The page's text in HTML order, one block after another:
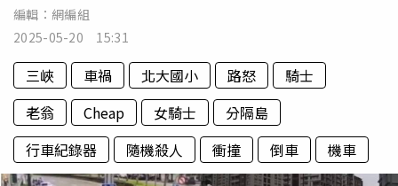
編輯： 網編組
2025-05-20 15:31
三峽 車禍 北大國小 路怒
騎士
老翁
Cheap 女騎士
分隔島
行車紀錄器
隨機殺人 衝撞 倒車 機車